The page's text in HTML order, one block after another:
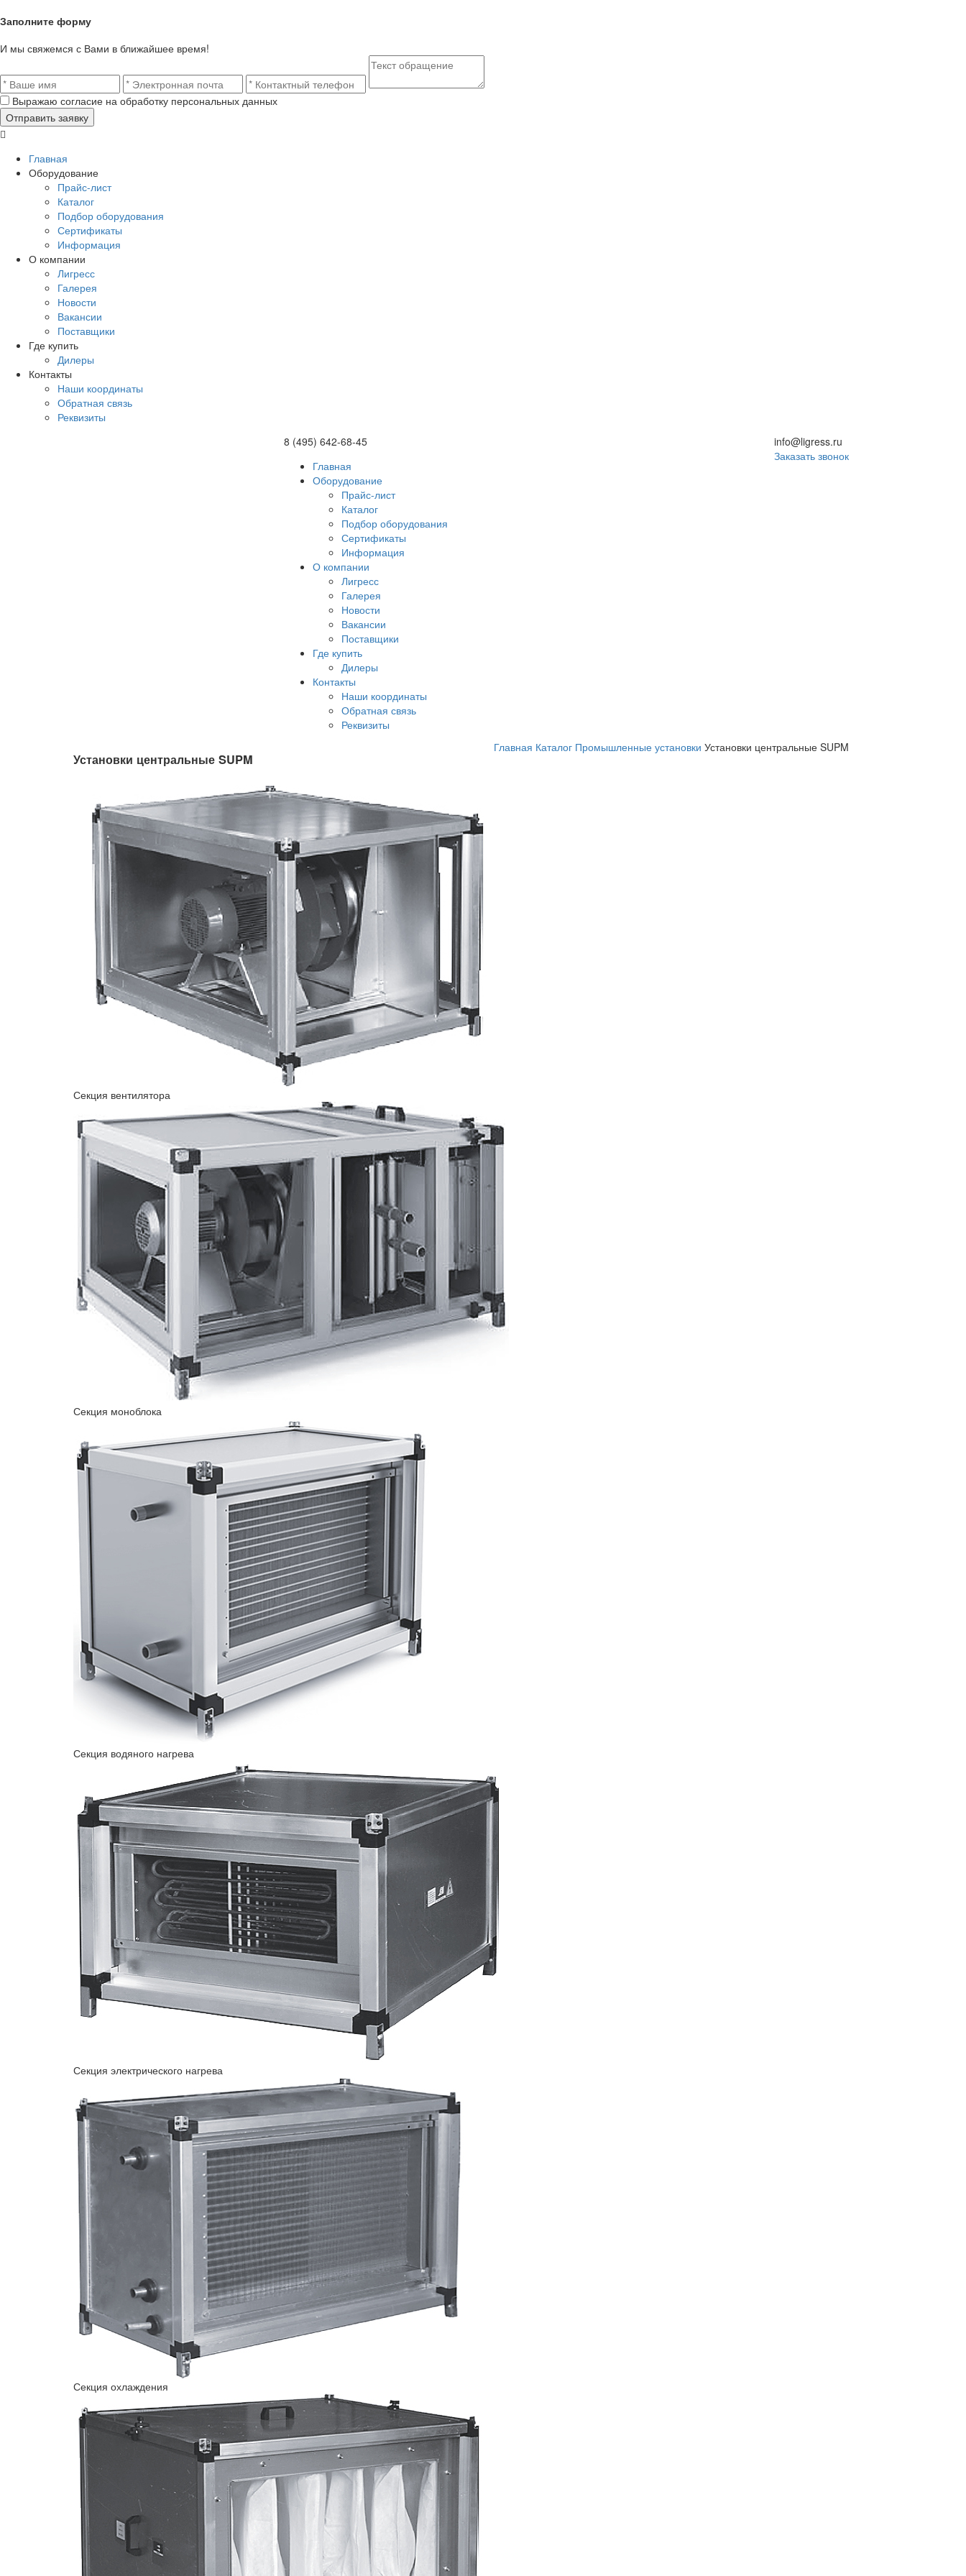
Заполните форму
И мы свяжемся с Вами в ближайшее время!
Выражаю согласие на обработку персональных данных
Главная
Оборудование
Прайс-лист
Каталог
Подбор оборудования
Сертификаты
Информация
О компании
Лигресс
Галерея
Новости
Вакансии
Поставщики
Где купить
Дилеры
Контакты
Наши координаты
Обратная связь
Реквизиты
8 (495) 642-68-45
Главная
Оборудование
Прайс-лист
Каталог
Подбор оборудования
Сертификаты
Информация
О компании
Лигресс
Галерея
Новости
Вакансии
Поставщики
Где купить
Дилеры
Контакты
Наши координаты
Обратная связь
Реквизиты
info@ligress.ru
Заказать звонок
Установки центральные SUPM
Главная Каталог Промышленные установки Установки центральные SUPM
Секция вентилятора
Секция моноблока
Секция водяного нагрева
Секция электрического нагрева
Секция охлаждения